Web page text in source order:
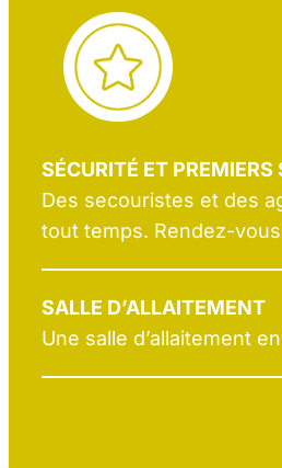
SÉCURITÉ ET PREMIERS
Des secouristes et des
tout temps. Rendez-
SALLE D’ALLAITEMENT
Une salle d’allaitement